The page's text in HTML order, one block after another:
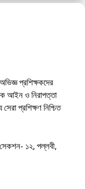
প্রশিক্ষকদের
আইন ও নিরাপত্তা
প্রশিক্ষণ নিশ্চিত
১২, পল্লবী,